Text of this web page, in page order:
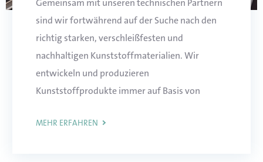
Gemeinsam mit unseren technischen Partnern
sind wir fortwährend auf der Suche nach den
richtig starken, verschleißfesten und
nachhaltigen Kunststoffmaterialien. Wir
entwickeln und produzieren
Kunststoffprodukte immer auf Basis von
denken bis ins kleinste Detail mit und
MEHR ERFAHREN